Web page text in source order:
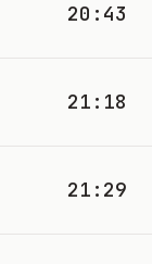
20:43
21:18
21:29